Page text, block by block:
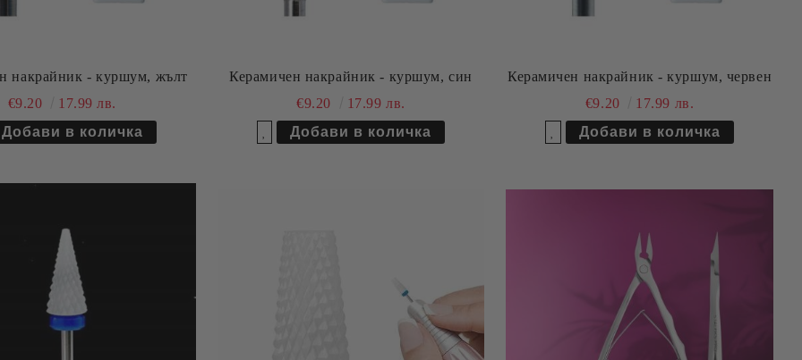
накрайник - куршум, жълт
€9.20
17.99 лв.
Керамичен накрайник - куршум, син
€9.20
17.99 лв.
Керамичен накрайник - куршум, червен
€9.20
17.99 лв.